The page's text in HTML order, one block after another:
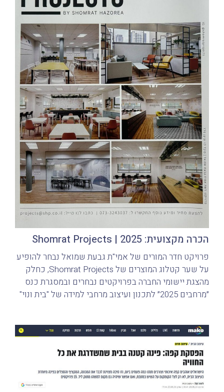
הכרה מקצועית: Shomrat Projects | 2025
פרויקט חדר המורים של אמי"ת גבעת שמואל נבחר להופיע
על שער קטלוג המוצרים של Shomrat Projects, כחלק
מהצגת יישומי החברה בפרויקטים נבחרים ובמסגרת כנס
״מרחבים 2025״ לתכנון ועיצוב מרחבי למידה של "בית ונוי"